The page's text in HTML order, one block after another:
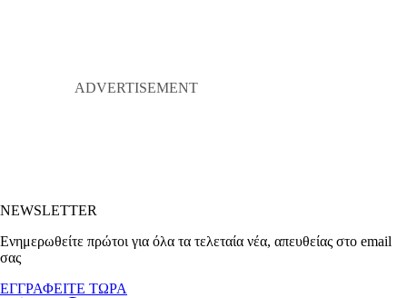
NEWSLETTER
Ενημερωθείτε πρώτοι για όλα τα τελεταία νέα, απευθείας στο email
σας
ΕΓΓΡΑΦΕΙΤΕ ΤΩΡΑ